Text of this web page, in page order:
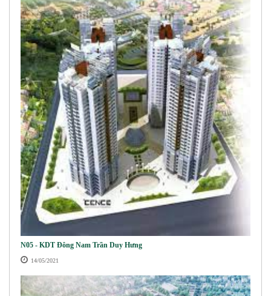
N05 - KDT Đông Nam Trần Duy Hưng
14/05/2021